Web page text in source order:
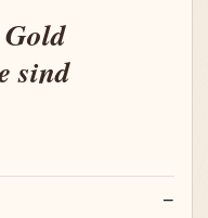
sind